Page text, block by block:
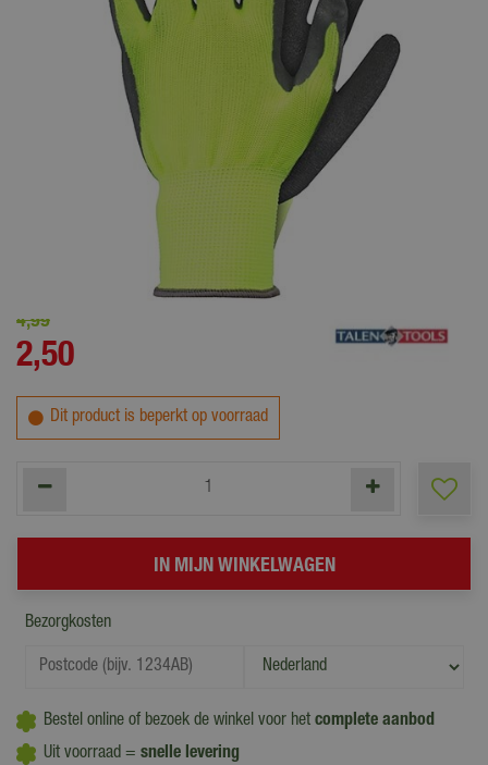
4,99
2,50
Dit product is beperkt op voorraad
Bezorgkosten
Bestel online of bezoek de winkel voor het complete aanbod
Uit voorraad = snelle levering